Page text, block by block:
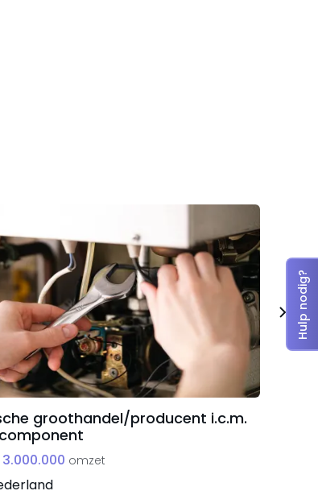
groothandel/producent i.c.m.
omzet
Hulp nodig?